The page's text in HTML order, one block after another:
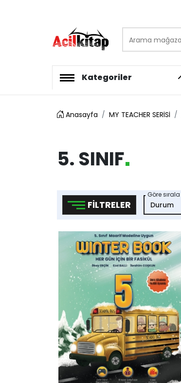
logo
Kategoriler
Anasayfa MY TEACHER SERİSİ
5. SINIF
FILTRELER
Göre sırala
AddToWishlist